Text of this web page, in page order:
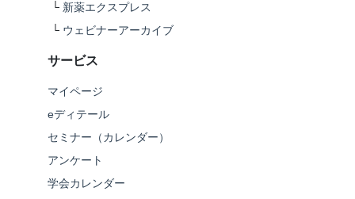
└ 新薬エクスプレス
└ ウェビナーアーカイブ
サービス
マイページ
eディテール
セミナー（カレンダー）
アンケート
学会カレンダー